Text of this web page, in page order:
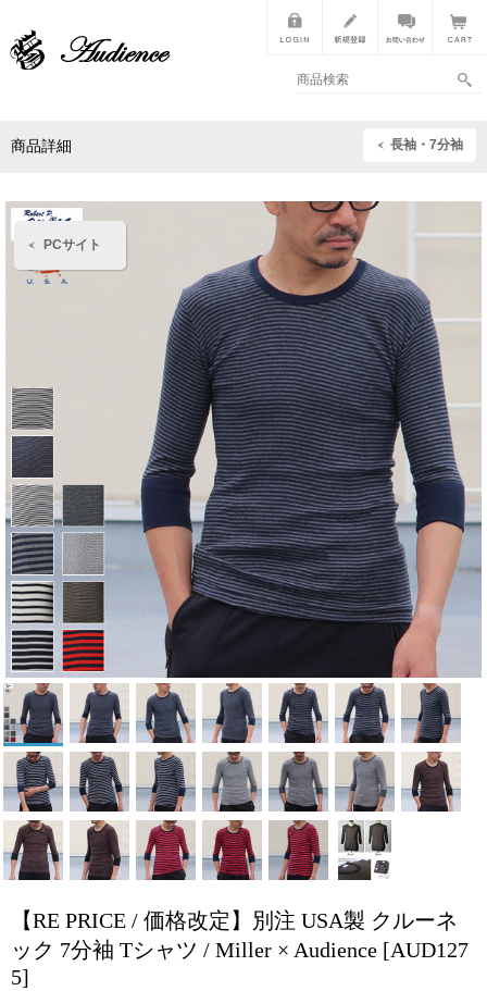
PCサイト
商品詳細 長袖・7分袖
【RE PRICE / 価格改定】別注 USA製 クルーネ
ック 7分袖 Tシャツ / Miller × Audience [AUD127
5]